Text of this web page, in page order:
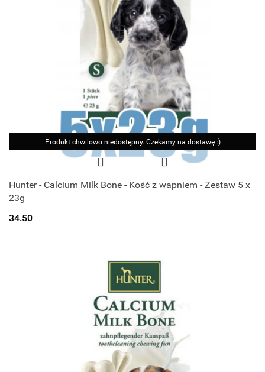
Produkt chwilowo niedostępny. Czekamy na dostawę :)
Hunter - Calcium Milk Bone - Kość z wapniem - Zestaw 5 x
23g
34.50